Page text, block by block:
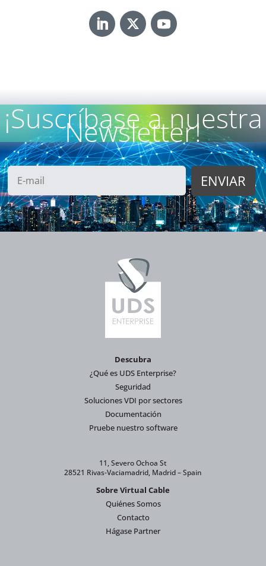
¡Suscríbase a nuestra
Newsletter!
Descubra
¿Qué es UDS Enterprise?
Seguridad
Soluciones VDI por sectores
Documentación
Pruebe nuestro software
11, Severo Ochoa St
28521 Rivas-Vaciamadrid, Madrid – Spain
Sobre Virtual Cable
Quiénes Somos
Contacto
Hágase Partner